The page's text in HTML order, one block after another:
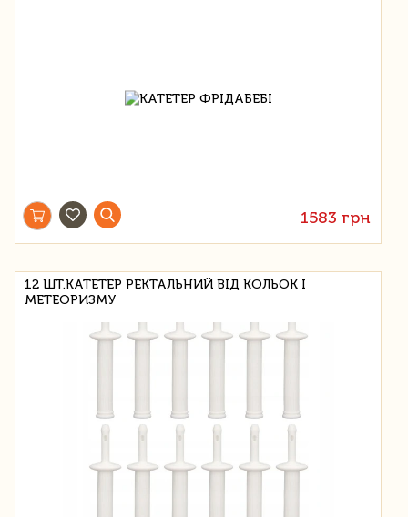
1583 грн
12 ШТ.КАТЕТЕР РЕКТАЛЬНИЙ ВІД КОЛЬОК І
МЕТЕОРИЗМУ